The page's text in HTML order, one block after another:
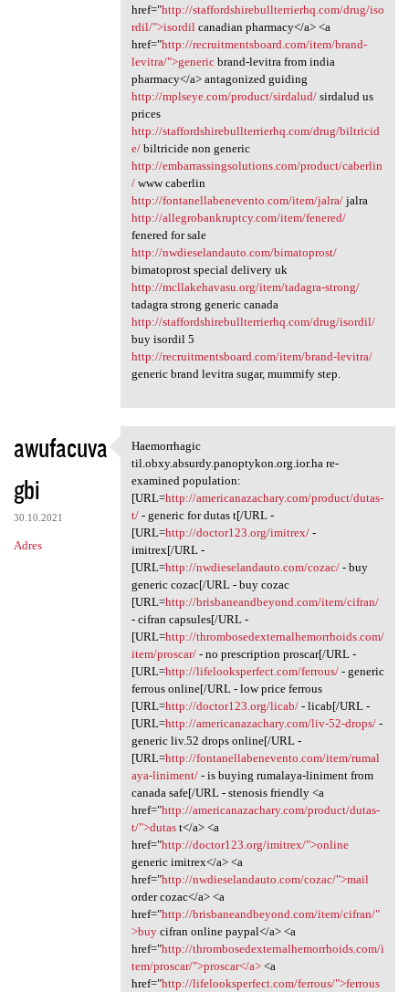
href="http://staffordshirebullterrierhq.com/drug/iso
rdil/">isordilcanadian pharmacy</a> <a
href="http://recruitmentsboard.com/item/brand-
levitra/">genericbrand-levitra from india
pharmacy</a> antagonized guiding
http://mplseye.com/product/sirdalud/sirdalud us
prices
http://staffordshirebullterrierhq.com/drug/biltricid
e/biltricide non generic
http://embarrassingsolutions.com/product/caberlin
/www caberlin
http://fontanellabenevento.com/item/jalra/jalra
http://allegrobankruptcy.com/item/fenered/
fenered for sale
http://nwdieselandauto.com/bimatoprost/
bimatoprost special delivery uk
http://mcllakehavasu.org/item/tadagra-strong/
tadagra strong generic canada
http://staffordshirebullterrierhq.com/drug/isordil/
buy isordil 5
http://recruitmentsboard.com/item/brand-levitra/
generic brand levitra sugar, mummify step.
awufacuva
gbi
30.10.2021
Adres
Haemorrhagic til.obxy.absurdy
Haemorrhagic
til.obxy.absurdy.panoptykon.org.ior.ha re-
examined population:
[URL=http://americanazachary.com/product/dutas-
t/- generic for dutas t[/URL -
[URL=http://doctor123.org/imitrex/-
imitrex[/URL -
[URL=http://nwdieselandauto.com/cozac/- buy
generic cozac[/URL - buy cozac
[URL=http://brisbaneandbeyond.com/item/cifran/
- cifran capsules[/URL -
[URL=http://thrombosedexternalhemorrhoids.com/
item/proscar/- no prescription proscar[/URL -
[URL=http://lifelooksperfect.com/ferrous/- generic
ferrous online[/URL - low price ferrous
[URL=http://doctor123.org/licab/- licab[/URL -
[URL=http://americanazachary.com/liv-52-drops/-
generic liv.52 drops online[/URL -
[URL=http://fontanellabenevento.com/item/rumal
aya-liniment/- is buying rumalaya-liniment from
canada safe[/URL - stenosis friendly <a
href="http://americanazachary.com/product/dutas-
t/">dutast</a> <a
href="http://doctor123.org/imitrex/">online
generic imitrex</a> <a
href="http://nwdieselandauto.com/cozac/">mail
order cozac</a> <a
href="http://brisbaneandbeyond.com/item/cifran/"
>buycifran online paypal</a> <a
href="http://thrombosedexternalhemorrhoids.com/i
tem/proscar/">proscar</a><a
href="http://lifelooksperfect.com/ferrous/">ferrous